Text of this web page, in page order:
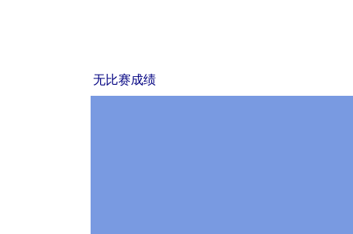
无比赛成绩